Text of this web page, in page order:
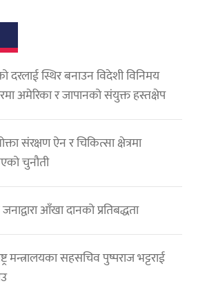
दरलाई स्थिर बनाउन विदेशी विनिमय
अमेरिका र जापानको संयुक्त हस्तक्षेप
संरक्षण ऐन र चिकित्सा क्षेत्रमा
चुनौती
आँखा दानको प्रतिबद्धता
मन्त्रालयका सहसचिव पुष्पराज भट्टराई